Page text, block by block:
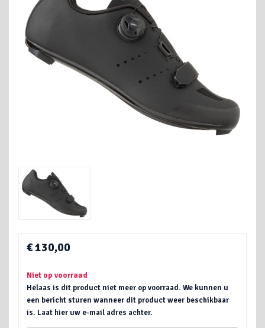
€ 130,00
Niet op voorraad
Helaas is dit product niet meer op voorraad. We kunnen u
een bericht sturen wanneer dit product weer beschikbaar
is. Laat hier uw e-mail adres achter.